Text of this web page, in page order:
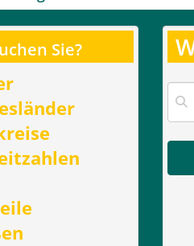
Sie?